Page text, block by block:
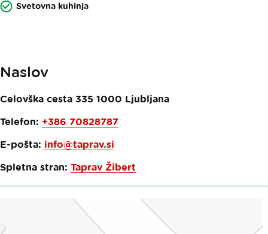
Svetovna kuhinja
Naslov
Celovška cesta 335 1000 Ljubljana
Telefon: +386 70828787
E-pošta: info@taprav.si
Spletna stran: Taprav Žibert